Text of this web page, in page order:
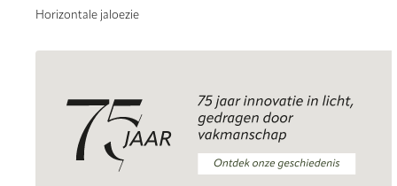
Horizontale jaloezie